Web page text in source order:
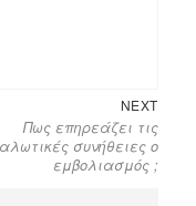
NEXT
Πως επηρεάζει τις
συνήθειες ο
εμβολιασμός ;